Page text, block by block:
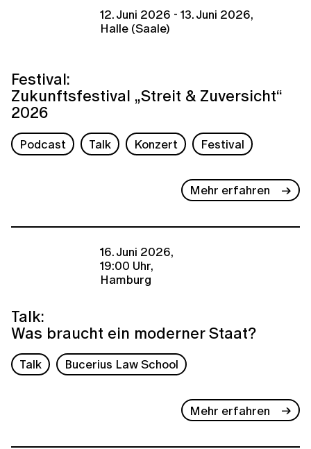
12. Juni 2026 - 13. Juni 2026,
Halle (Saale)
Festival:
Zukunftsfestival „Streit & Zuversicht“
2026
Podcast Talk Konzert Festival
Mehr erfahren
16. Juni 2026,
19:00 Uhr,
Hamburg
Talk:
Was braucht ein moderner Staat?
Talk Bucerius Law School
Mehr erfahren